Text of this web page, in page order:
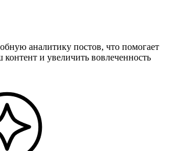
аналитику постов, что помогает
и увеличить вовлеченность